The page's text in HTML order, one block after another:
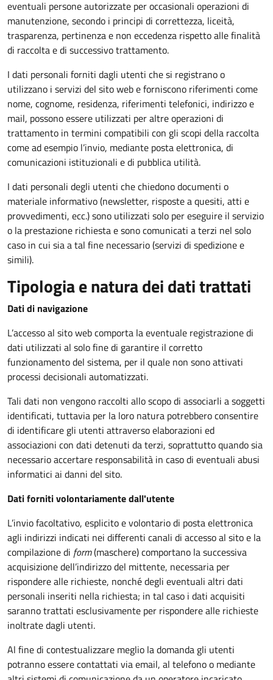
eventuali persone autorizzate per occasionali operazioni di
manutenzione, secondo i principi di correttezza, liceità,
trasparenza, pertinenza e non eccedenza rispetto alle finalità
di raccolta e di successivo trattamento.
I dati personali forniti dagli utenti che si registrano o
utilizzano i servizi del sito web e forniscono riferimenti come
nome, cognome, residenza, riferimenti telefonici, indirizzo e
mail, possono essere utilizzati per altre operazioni di
trattamento in termini compatibili con gli scopi della raccolta
come ad esempio l’invio, mediante posta elettronica, di
comunicazioni istituzionali e di pubblica utilità.
I dati personali degli utenti che chiedono documenti o
materiale informativo (newsletter, risposte a quesiti, atti e
provvedimenti, ecc.) sono utilizzati solo per eseguire il servizio
o la prestazione richiesta e sono comunicati a terzi nel solo
caso in cui sia a tal fine necessario (servizi di spedizione e
simili).
Tipologia e natura dei dati trattati
Dati di navigazione
L’accesso al sito web comporta la eventuale registrazione di
dati utilizzati al solo fine di garantire il corretto
funzionamento del sistema, per il quale non sono attivati
processi decisionali automatizzati.
Tali dati non vengono raccolti allo scopo di associarli a soggetti
identificati, tuttavia per la loro natura potrebbero consentire
di identificare gli utenti attraverso elaborazioni ed
associazioni con dati detenuti da terzi, soprattutto quando sia
necessario accertare responsabilità in caso di eventuali abusi
informatici ai danni del sito.
Dati forniti volontariamente dall'utente
L’invio facoltativo, esplicito e volontario di posta elettronica
agli indirizzi indicati nei differenti canali di accesso al sito e la
compilazione di form(maschere) comportano la successiva
acquisizione dell’indirizzo del mittente, necessaria per
rispondere alle richieste, nonché degli eventuali altri dati
personali inseriti nella richiesta; in tal caso i dati acquisiti
saranno trattati esclusivamente per rispondere alle richieste
inoltrate dagli utenti.
Al fine di contestualizzare meglio la domanda gli utenti
potranno essere contattati via email, al telefono o mediante